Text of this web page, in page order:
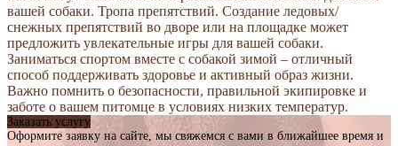
вашей собаки. Тропа препятствий. Создание ледовых/
снежных препятствий во дворе или на площадке может
предложить увлекательные игры для вашей собаки.
Заниматься спортом вместе с собакой зимой – отличный
способ поддерживать здоровье и активный образ жизни.
Важно помнить о безопасности, правильной экипировке и
заботе о вашем питомце в условиях низких температур.
Заказать услугу
Оформите заявку на сайте, мы свяжемся с вами в ближайшее время и